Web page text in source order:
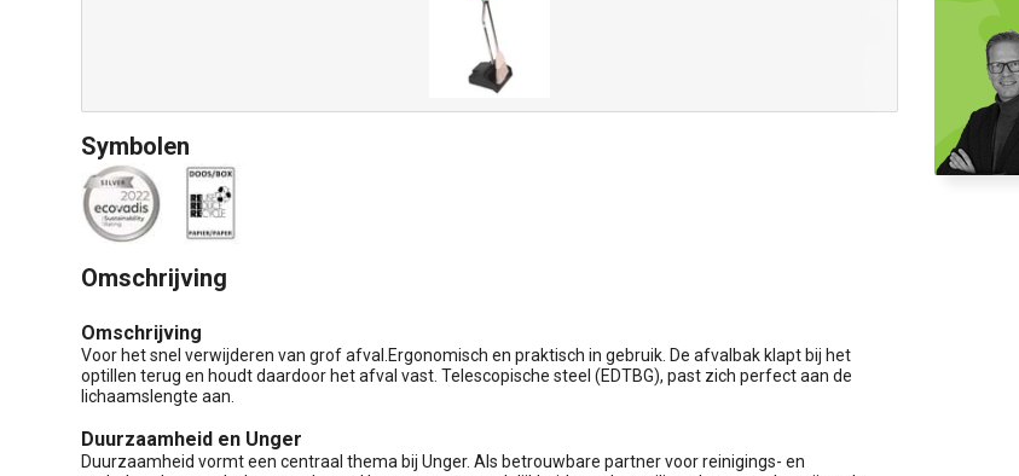
Symbolen
Omschrijving
Omschrijving
Voor het snel verwijderen van grof afval.Ergonomisch en praktisch in gebruik. De afvalbak klapt bij het
optillen terug en houdt daardoor het afval vast. Telescopische steel (EDTBG), past zich perfect aan de
lichaamslengte aan.
Duurzaamheid en Unger
Duurzaamheid vormt een centraal thema bij Unger. Als betrouwbare partner voor reinigings- en